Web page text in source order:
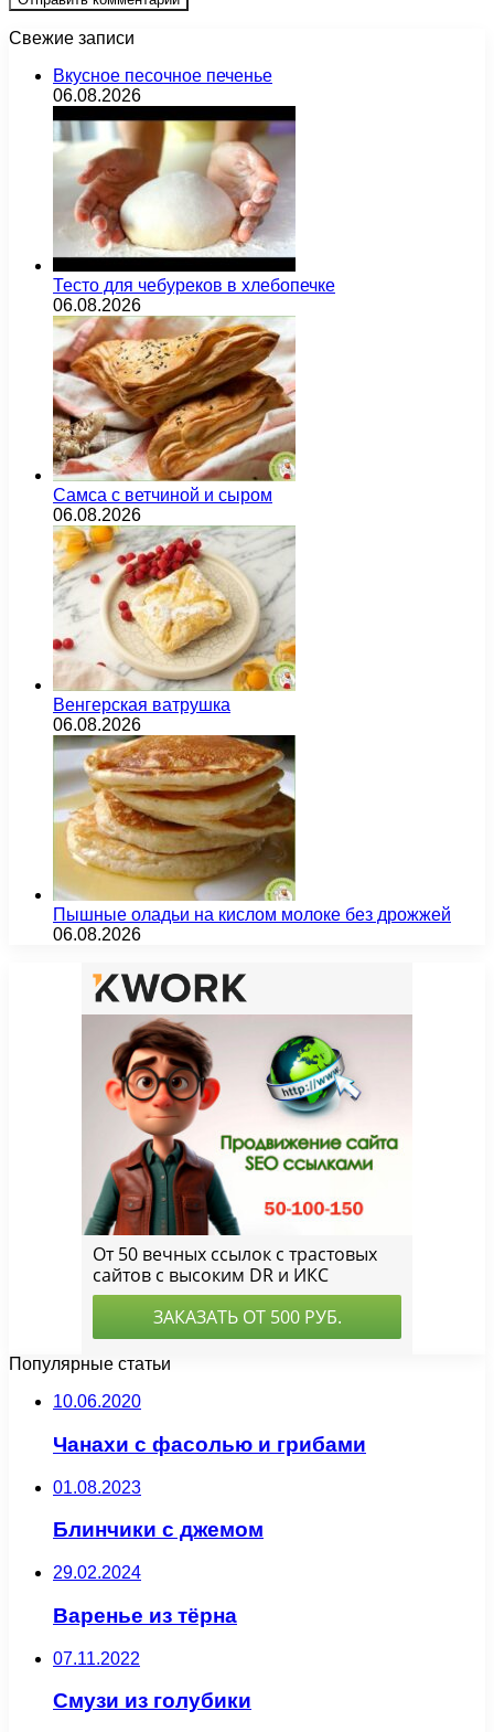
Свежие записи
Вкусное песочное печенье
06.08.2026
Тесто для чебуреков в хлебопечке
06.08.2026
Самса с ветчиной и сыром
06.08.2026
Венгерская ватрушка
06.08.2026
Пышные оладьи на кислом молоке без дрожжей
06.08.2026
Популярные статьи
10.06.2020
Чанахи с фасолью и грибами
01.08.2023
Блинчики с джемом
29.02.2024
Варенье из тёрна
07.11.2022
Смузи из голубики